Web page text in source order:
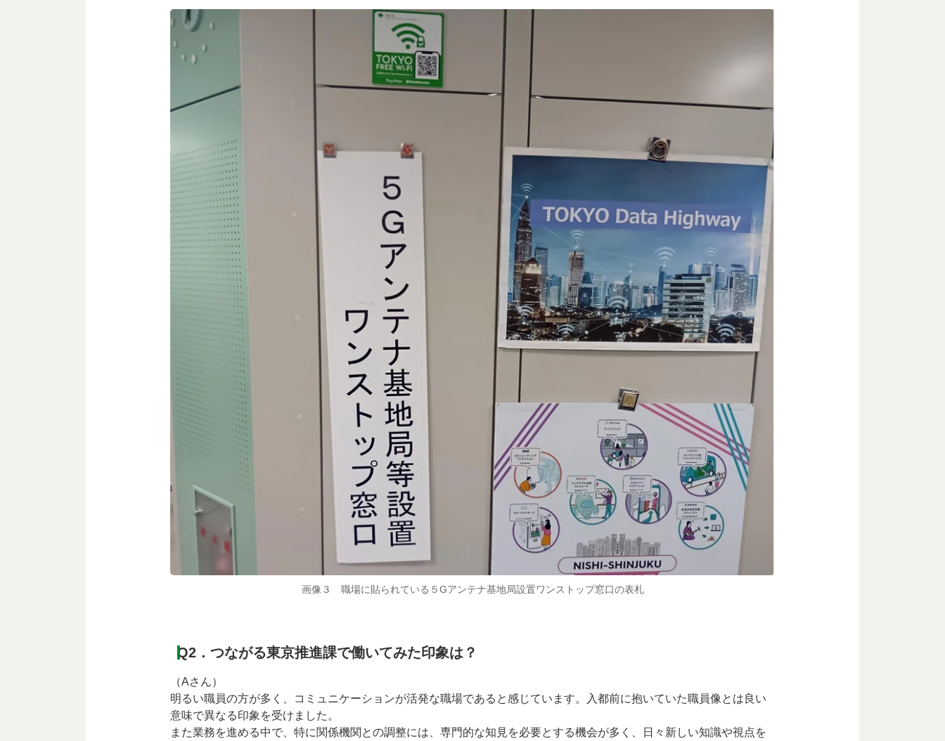
画像３ 職場に貼られている５Gアンテナ基地局設置ワンストップ窓口の表札
Q2．つながる東京推進課で働いてみた印象は？
（Aさん）
明るい職員の方が多く、コミュニケーションが活発な職場であると感じています。入都前に抱いていた職員像とは良い
意味で異なる印象を受けました。
また業務を進める中で、特に関係機関との調整には、専門的な知見を必要とする機会が多く、日々新しい知識や視点を